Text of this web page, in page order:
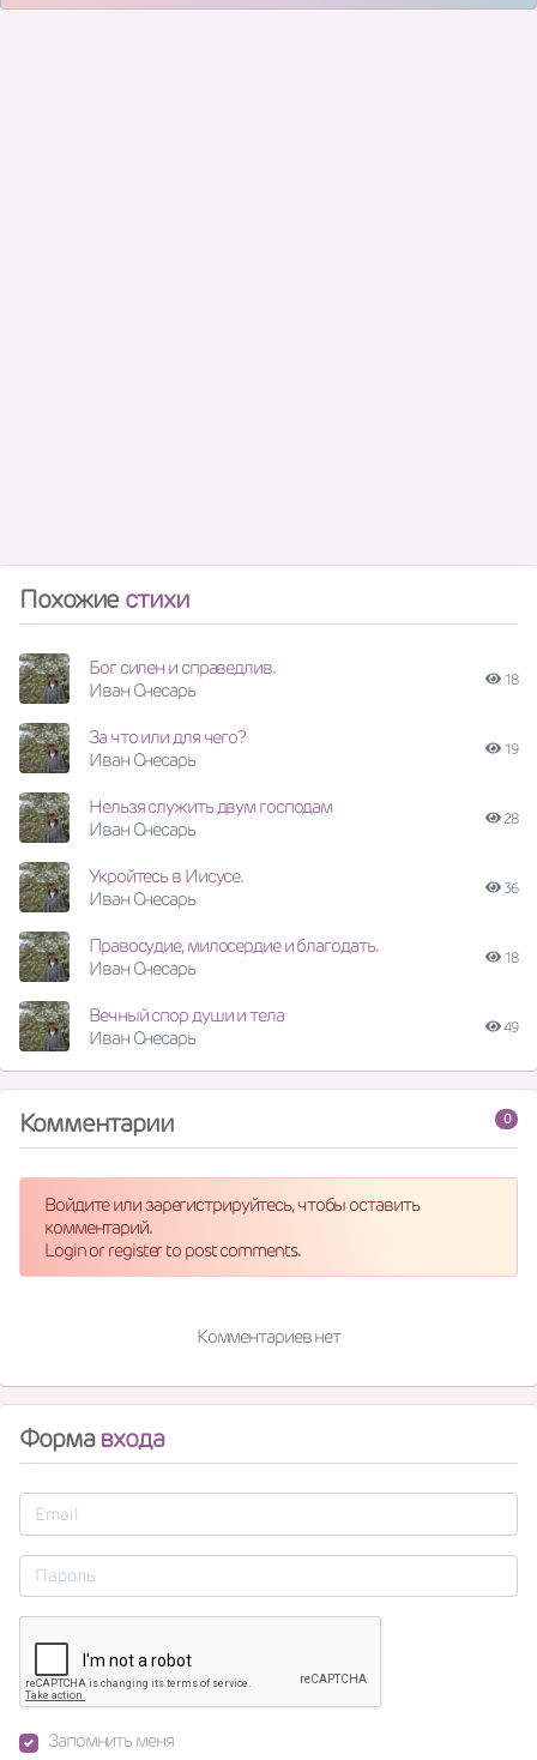
Похожие стихи
Бог силен и справедлив.
Иван Снесарь
18
За что или для чего?
Иван Снесарь
19
Нельзя служить двум господам
Иван Снесарь
28
Укройтесь в Иисусе.
Иван Снесарь
36
Правосудие, милосердие и благодать.
Иван Снесарь
18
Вечный спор души и тела
Иван Снесарь
49
0
Комментарии
Войдите или зарегистрируйтесь, чтобы оставить
комментарий.
Login or register to post comments.
Комментариев нет
Формавхода
Запомнить меня